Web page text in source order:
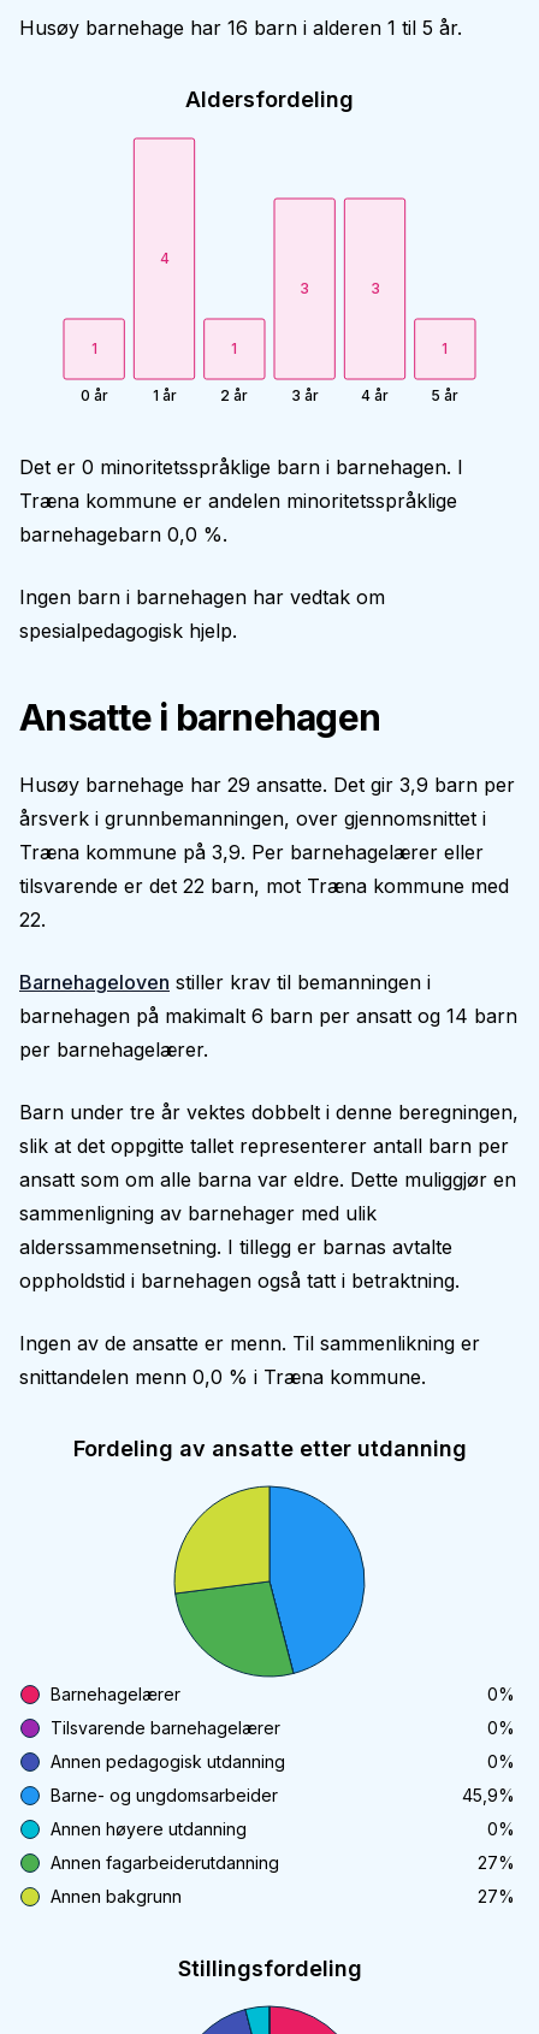
Husøy barnehage har 16 barn i alderen 1 til 5 år.
Aldersfordeling
1
0 år
4
1 år
1
2 år
3
3 år
3
4 år
1
5 år
Det er 0 minoritetsspråklige barn i barnehagen. I
Træna kommune er andelen minoritetsspråklige
barnehagebarn 0,0 %.
Ingen barn i barnehagen har vedtak om
spesialpedagogisk hjelp.
Ansatte i barnehagen
Husøy barnehage har 29 ansatte. Det gir 3,9 barn per
årsverk i grunnbemanningen, over gjennomsnittet i
Træna kommune på 3,9. Per barnehagelærer eller
tilsvarende er det 22 barn, mot Træna kommune med
22.
Barnehageloven stiller krav til bemanningen i
barnehagen på makimalt 6 barn per ansatt og 14 barn
per barnehagelærer.
Barn under tre år vektes dobbelt i denne beregningen,
slik at det oppgitte tallet representerer antall barn per
ansatt som om alle barna var eldre. Dette muliggjør en
sammenligning av barnehager med ulik
alderssammensetning. I tillegg er barnas avtalte
oppholdstid i barnehagen også tatt i betraktning.
Ingen av de ansatte er menn. Til sammenlikning er
snittandelen menn 0,0 % i Træna kommune.
Fordeling av ansatte etter utdanning
Barnehagelærer 0%
Tilsvarende barnehagelærer
0%
Annen pedagogisk utdanning
0%
Barne- og ungdomsarbeider
45,9%
Annen høyere utdanning
0%
Annen fagarbeiderutdanning
27%
Annen bakgrunn
27%
Stillingsfordeling